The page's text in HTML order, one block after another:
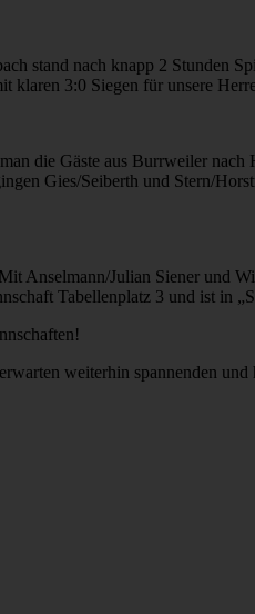
stand nach knapp 2 Stunden
klaren 3:0 Siegen für unsere
die Gäste aus Burrweiler
Gies/Seiberth und Stern/
Anselmann/Julian Siener und
Tabellenplatz 3 und ist in
weiterhin spannenden